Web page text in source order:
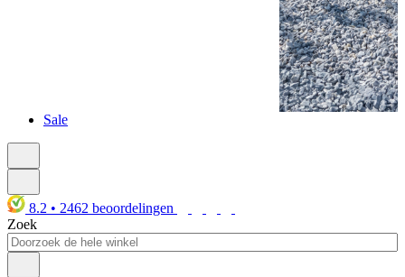
Sale
8.2 • 2462 beoordelingen
Zoek